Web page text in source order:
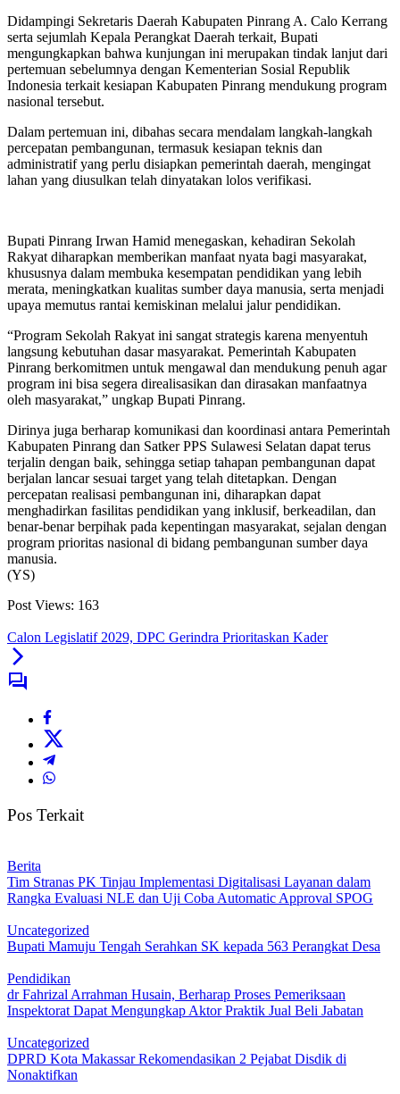
Didampingi Sekretaris Daerah Kabupaten Pinrang A. Calo Kerrang
serta sejumlah Kepala Perangkat Daerah terkait, Bupati
mengungkapkan bahwa kunjungan ini merupakan tindak lanjut dari
pertemuan sebelumnya dengan Kementerian Sosial Republik
Indonesia terkait kesiapan Kabupaten Pinrang mendukung program
nasional tersebut.
Dalam pertemuan ini, dibahas secara mendalam langkah-langkah
percepatan pembangunan, termasuk kesiapan teknis dan
administratif yang perlu disiapkan pemerintah daerah, mengingat
lahan yang diusulkan telah dinyatakan lolos verifikasi.
Bupati Pinrang Irwan Hamid menegaskan, kehadiran Sekolah
Rakyat diharapkan memberikan manfaat nyata bagi masyarakat,
khususnya dalam membuka kesempatan pendidikan yang lebih
merata, meningkatkan kualitas sumber daya manusia, serta menjadi
upaya memutus rantai kemiskinan melalui jalur pendidikan.
“Program Sekolah Rakyat ini sangat strategis karena menyentuh
langsung kebutuhan dasar masyarakat. Pemerintah Kabupaten
Pinrang berkomitmen untuk mengawal dan mendukung penuh agar
program ini bisa segera direalisasikan dan dirasakan manfaatnya
oleh masyarakat,” ungkap Bupati Pinrang.
Dirinya juga berharap komunikasi dan koordinasi antara Pemerintah
Kabupaten Pinrang dan Satker PPS Sulawesi Selatan dapat terus
terjalin dengan baik, sehingga setiap tahapan pembangunan dapat
berjalan lancar sesuai target yang telah ditetapkan. Dengan
percepatan realisasi pembangunan ini, diharapkan dapat
menghadirkan fasilitas pendidikan yang inklusif, berkeadilan, dan
benar-benar berpihak pada kepentingan masyarakat, sejalan dengan
program prioritas nasional di bidang pembangunan sumber daya
manusia.
(YS)
Post Views: 163
Calon Legislatif 2029, DPC Gerindra Prioritaskan Kader
Pos Terkait
Berita
Tim Stranas PK Tinjau Implementasi Digitalisasi Layanan dalam
Rangka Evaluasi NLE dan Uji Coba Automatic Approval SPOG
Uncategorized
Bupati Mamuju Tengah Serahkan SK kepada 563 Perangkat Desa
Pendidikan
dr Fahrizal Arrahman Husain, Berharap Proses Pemeriksaan
Inspektorat Dapat Mengungkap Aktor Praktik Jual Beli Jabatan
Uncategorized
DPRD Kota Makassar Rekomendasikan 2 Pejabat Disdik di
Nonaktifkan